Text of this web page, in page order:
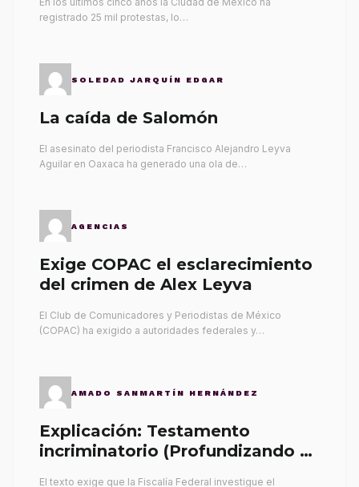
registrado 25 mil protestas, lo…
SOLEDAD JARQUÍN EDGAR
La caída de Salomón
El asesinato del periodista Francisco Alejandro Leyva
Aguilar en Oaxaca ha generado una ola de…
AGENCIAS
Exige COPAC el esclarecimiento
del crimen de Alex Leyva
El Club de Comunicadores y Periodistas de México
(COPAC) ha exigido a autoridades federales y…
AMADO SANMARTÍN HERNÁNDEZ
Explicación: Testamento
incriminatorio (Profundizando su
El texto exige que la Fiscalía Federal investigue el